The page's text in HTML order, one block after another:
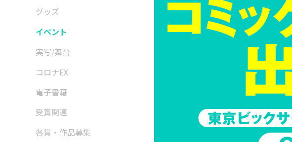
グッズ
イベント
実写/舞台
コロナEX
電子書籍
受賞関連
各賞・作品募集